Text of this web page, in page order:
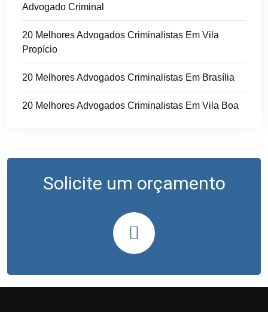
Advogado Criminal
20 Melhores Advogados Criminalistas Em Vila
Propício
20 Melhores Advogados Criminalistas Em Brasília
20 Melhores Advogados Criminalistas Em Vila Boa
Solicite um orçamento